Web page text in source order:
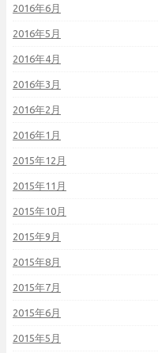
2016年6月
2016年5月
2016年4月
2016年3月
2016年2月
2016年1月
2015年12月
2015年11月
2015年10月
2015年9月
2015年8月
2015年7月
2015年6月
2015年5月